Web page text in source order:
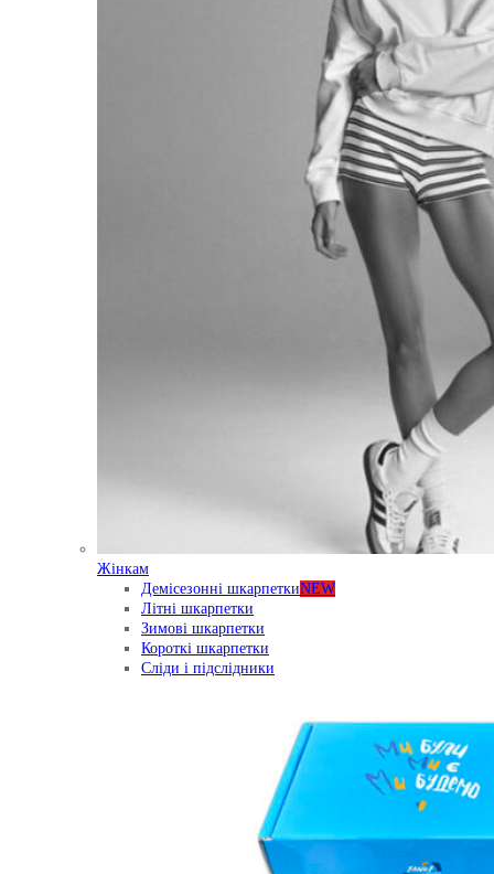
Жінкам
Демісезонні шкарпеткиNEW
Літні шкарпетки
Зимові шкарпетки
Короткі шкарпетки
Сліди і підслідники